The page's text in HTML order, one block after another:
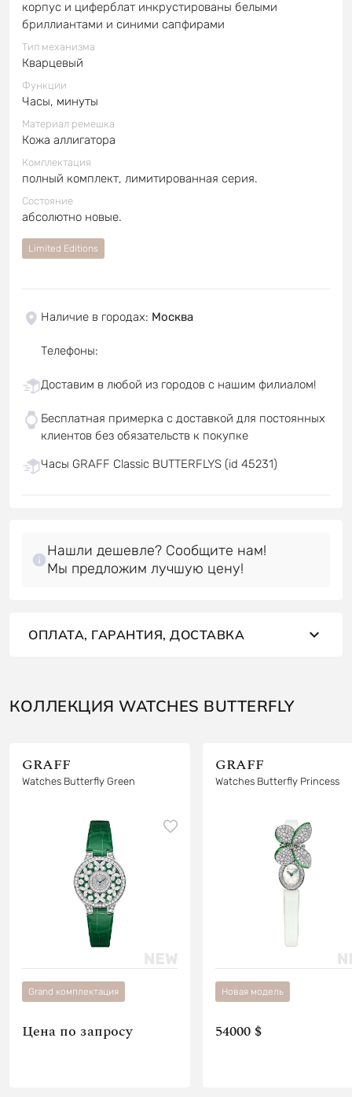
корпус и циферблат инкрустированы белыми
бриллиантами и синими сапфирами
Тип механизма
Кварцевый
Функции
Часы, минуты
Материал ремешка
Кожа аллигатора
Комплектация
полный комплект, лимитированная серия.
Состояние
абсолютно новые.
Limited Editions
Наличие в городах: Москва
Телефоны:
Доставим в любой из городов с нашим филиалом!
Бесплатная примерка с доставкой для постоянных
клиентов без обязательств к покупке
Часы GRAFF Classic BUTTERFLYS (id 45231)
Нашли дешевле? Сообщите нам!
Мы предложим лучшую цену!
ОПЛАТА, ГАРАНТИЯ, ДОСТАВКА
КОЛЛЕКЦИЯ WATCHES BUTTERFLY
GRAFF
Watches Butterfly Green
Grand комплектация
Цена по запросу
GRAFF
Watches Butterfly Princess
Новая модель
54000 $